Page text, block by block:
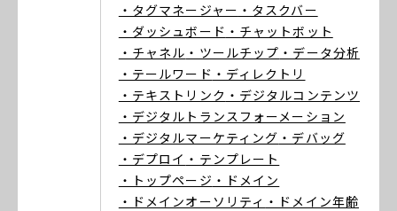
・タグマネージャー ・タスクバー
・ダッシュボード ・チャットボット
・チャネル ・ツールチップ ・データ分析
・テールワード ・ディレクトリ
・テキストリンク ・デジタルコンテンツ
・デジタルトランスフォーメーション
・デジタルマーケティング ・デバッグ
・デプロイ ・テンプレート
・トップページ ・ドメイン
・ドメインオーソリティ ・ドメイン年齢